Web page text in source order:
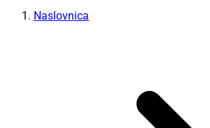
Naslovnica